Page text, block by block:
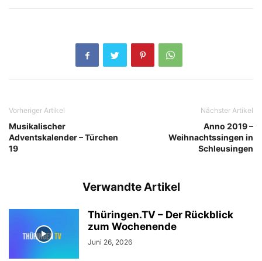
Vorheriger Artikel
Musikalischer
Adventskalender – Türchen
19
Nächster Artikel
Anno 2019 –
Weihnachtssingen in
Schleusingen
Verwandte Artikel
Thüringen.TV – Der Rückblick
zum Wochenende
Juni 26, 2026